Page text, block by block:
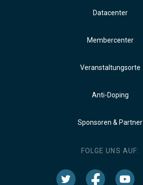
Datacenter
Membercenter
Veranstaltungsorte
Anti-Doping
Sponsoren & Partner
FOLGE UNS AUF: